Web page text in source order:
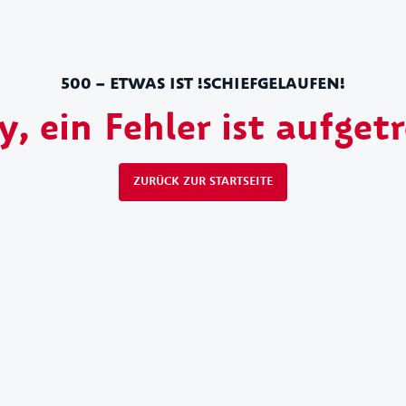
500 – ETWAS IST !SCHIEFGELAUFEN!
ein Fehler ist
ZURÜCK ZUR STARTSEITE